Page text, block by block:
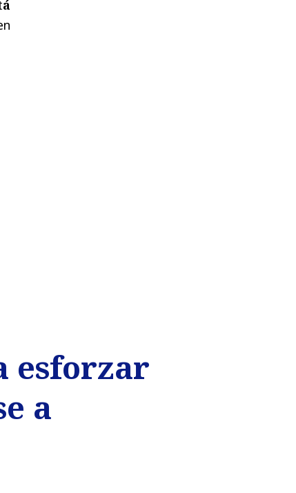
esforzar
a